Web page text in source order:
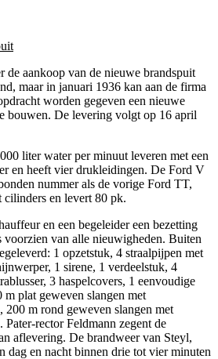
de aankoop van de nieuwe brandspuit
maar in januari 1936 kan aan de firma
worden gegeven een nieuwe
bouwen. De levering volgt op 16 april
liter water per minuut leveren met een
en heeft vier drukleidingen. De Ford V
nummer als de vorige Ford TT,
en levert 80 pk.
en een begeleider een bezetting
voorzien van alle nieuwigheden. Buiten
1 opzetstuk, 4 straalpijpen met
1 sirene, 1 verdeelstuk, 4
3 haspelcovers, 1 eenvoudige
m plat geweven slangen met
200 m rond geweven slangen met
Pater-rector Feldmann zegent de
aflevering. De brandweer van Steyl,
dag en nacht binnen drie tot vier minuten